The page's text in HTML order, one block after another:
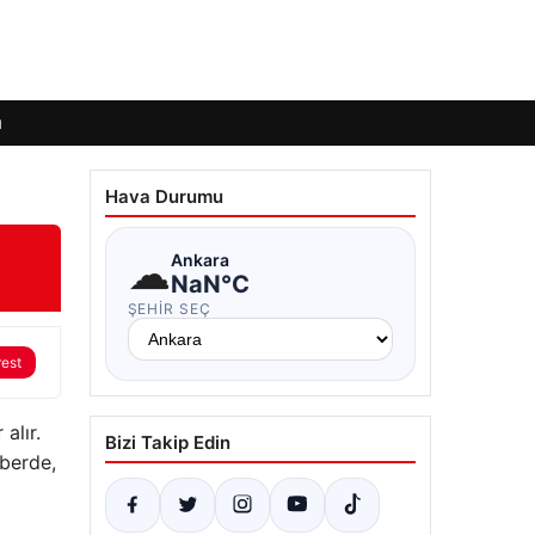
Hava Durumu
☁Ankara
NaN°C
ŞEHIR SEÇ
Bizi Takip Edin